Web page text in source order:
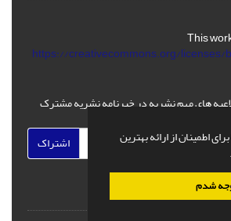
اطمینان از ارائه بهترین
شدم
This
https://creativecommons.org/
های مهم نشریه در خبرنامه نشریه مشترک
اشتراک